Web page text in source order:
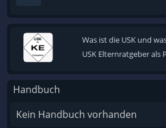
Was ist die USK und
USK Elternratgeber als
Handbuch
Kein Handbuch vorhanden